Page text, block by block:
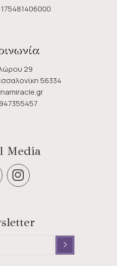
175481406000
29
56334
Media